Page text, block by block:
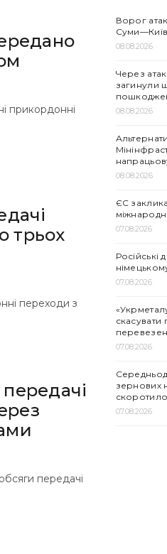
прикордонні
трьох
переходи з
передачі
Ворог
Суми—Київ
08.08.2026
Через
загинули
08.08.2026
08.08.2026
ЄС
07.08.2026
07.08.2026
скасувати
07.08.2026
зернових
07.08.2026